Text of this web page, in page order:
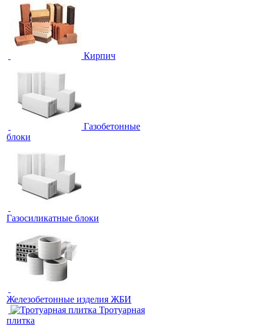
Кирпич
Газобетонные
блоки
Газосиликатные блоки
Железобетонные изделия ЖБИ
Тротуарная
плитка